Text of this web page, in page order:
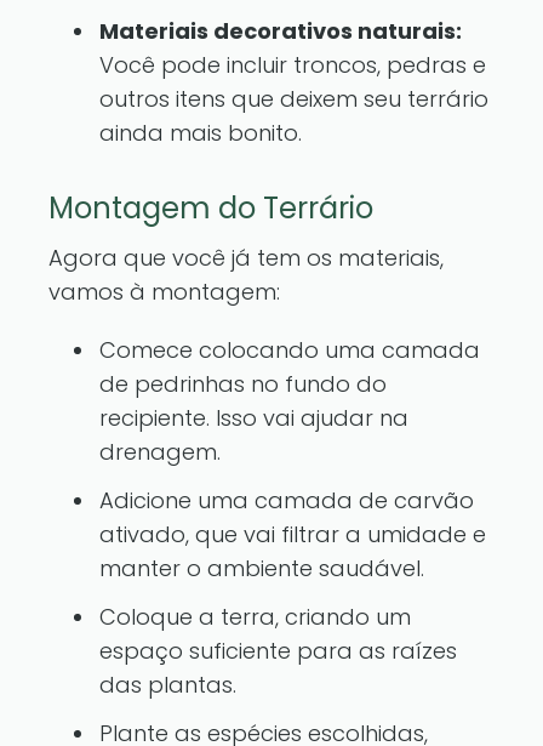
Materiais decorativos naturais:
Você pode incluir troncos, pedras e
outros itens que deixem seu terrário
ainda mais bonito.
Montagem do Terrário
Agora que você já tem os materiais,
vamos à montagem:
Comece colocando uma camada
de pedrinhas no fundo do
recipiente. Isso vai ajudar na
drenagem.
Adicione uma camada de carvão
ativado, que vai filtrar a umidade e
manter o ambiente saudável.
Coloque a terra, criando um
espaço suficiente para as raízes
das plantas.
Plante as espécies escolhidas,